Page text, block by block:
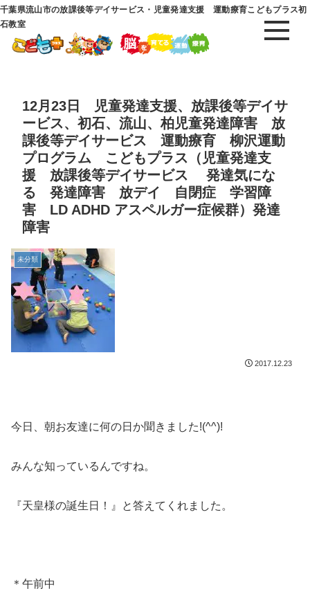
千葉県流山市の放課後等デイサービス・児童発達支援 運動療育こどもプラス初
石教室
12月23日 児童発達支援、放課後等デイサ
ービス、初石、流山、柏児童発達障害 放
課後等デイサービス 運動療育 柳沢運動
プログラム こどもプラス（児童発達支
援 放課後等デイサービス 発達気にな
る 発達障害 放デイ 自閉症 学習障
害 LD ADHD アスペルガー症候群）発達
障害
未分類
2017.12.23
今日、朝お友達に何の日か聞きました!(^^)!
みんな知っているんですね。
『天皇様の誕生日！』と答えてくれました。
＊午前中